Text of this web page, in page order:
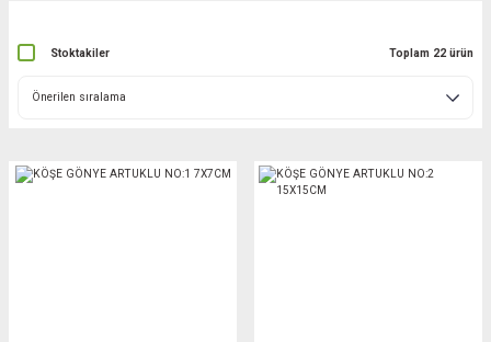
Stoktakiler Toplam 22 ürün